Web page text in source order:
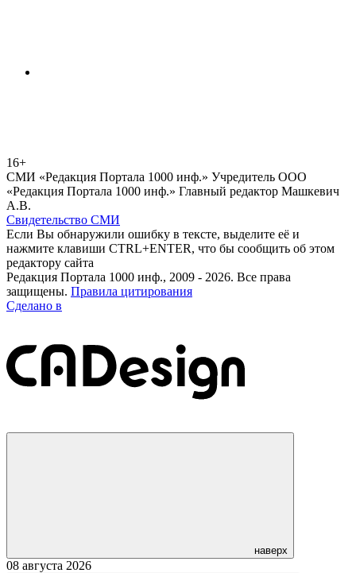
16+
СМИ «Редакция Портала 1000 инф.» Учредитель ООО
«Редакция Портала 1000 инф.» Главный редактор Машкевич
А.В.
Свидетельство СМИ
Если Вы обнаружили ошибку в тексте, выделите её и
нажмите клавиши CTRL+ENTER, что бы сообщить об этом
редактору сайта
Редакция Портала 1000 инф., 2009 - 2026. Все права
защищены. Правила цитирования
Сделано в
наверх
08 августа 2026